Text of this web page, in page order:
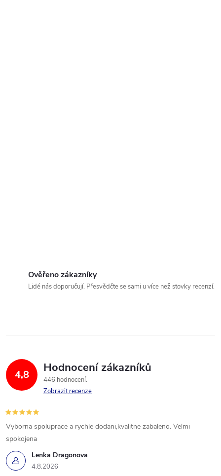
Ověřeno zákazníky
Lidé nás doporučují. Přesvědčte se sami u více než stovky recenzí.
4,8 Hodnocení zákazníků
446 hodnocení
Zobrazit recenze
Lenka Dragonova
4.8.2026
Vyborna spoluprace a rychle dodani,kvalitne zabaleno. Velmi
spokojena